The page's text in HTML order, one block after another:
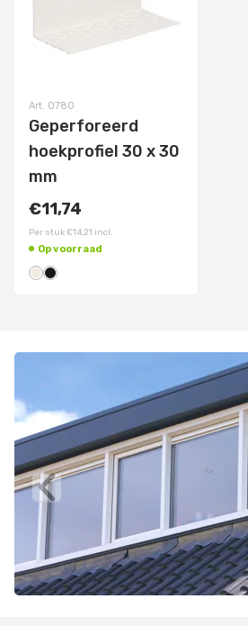
Art. 0780
Geperforeerd
hoekprofiel 30 x 30
mm
€11,74
Per stuk€14,21 incl.
Op voorraad